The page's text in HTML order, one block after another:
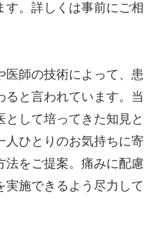
す。詳しくは事前にご相
医師の技術によって、患
ると言われています。当
して培ってきた知見と
人ひとりのお気持ちに寄
法をご提案。痛みに配慮
実施できるよう尽力して